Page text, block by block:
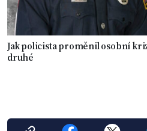
Jak policista proměnil osobní
druhé